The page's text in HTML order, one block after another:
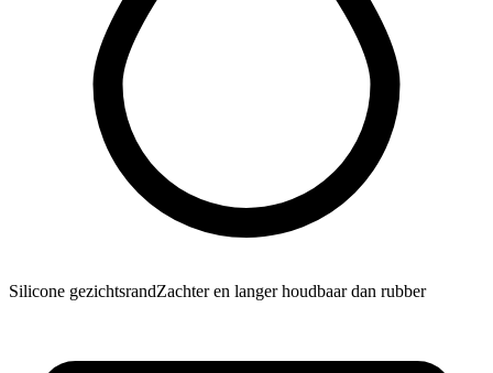
Silicone gezichtsrandZachter en langer houdbaar dan rubber